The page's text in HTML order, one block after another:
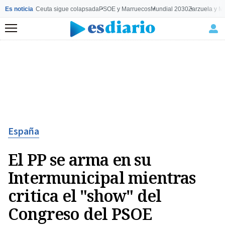
Es noticia Ceuta sigue colapsadaPSOE y MarruecosMundial 2030Zarzuela y
Menú
España
El PP se arma en su
Intermunicipal mientras
critica el "show" del
Congreso del PSOE